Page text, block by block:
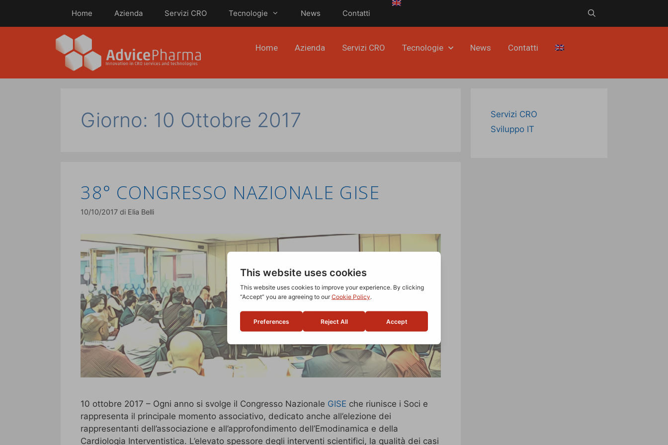
Home Azienda Servizi CRO Tecnologie News Contatti
Home Azienda Servizi CRO Tecnologie News Contatti
Giorno: 10 Ottobre 2017
38° CONGRESSO NAZIONALE GISE
10/10/2017 di Elia Belli
10 ottobre 2017 – Ogni anno si svolge il Congresso Nazionale GISE che riunisce i Soci e
rappresenta il principale momento associativo, dedicato anche all’elezione dei
rappresentanti dell’associazione e all’approfondimento dell’Emodinamica e della
Cardiologia Interventistica. L’elevato spessore degli interventi scientifici, la qualità dei casi
Servizi CRO
Sviluppo IT